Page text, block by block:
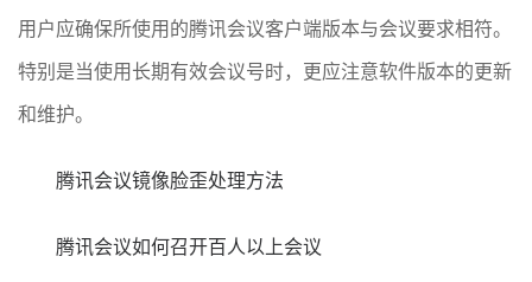
用户应确保所使用的腾讯会议客户端版本与会议要求相符。
特别是当使用长期有效会议号时，更应注意软件版本的更新
和维护。
腾讯会议镜像脸歪处理方法
腾讯会议如何召开百人以上会议